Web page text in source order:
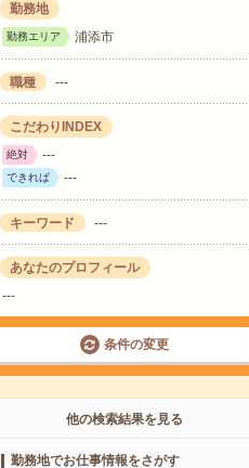
勤務地
勤務エリア 浦添市
職種 ---
こだわりINDEX
絶対 ---
できれば ---
キーワード ---
あなたのプロフィール
---
条件の変更
他の検索結果を見る
勤務地でお仕事情報をさがす